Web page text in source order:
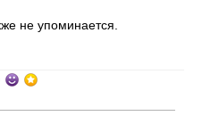
не упоминается.